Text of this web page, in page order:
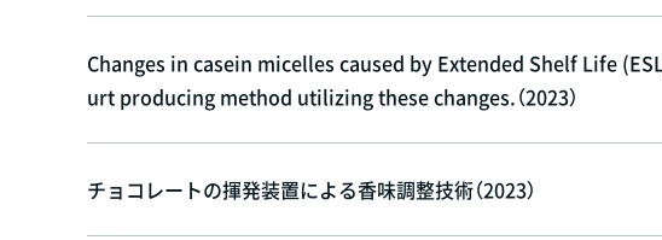
Changes in casein micelles caused by Extended Shelf Life
urt producing method utilizing these changes.（2023）
チョコレートの揮発装置による香味調整技術（2023）